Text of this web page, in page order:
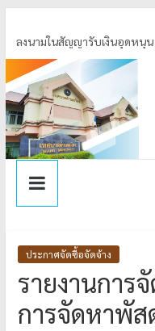
ลงพื้นที่ตรวจสอบระดับน้ำ เห
เชียงคำ จังหวัดพะเยา
ลงนามในสัญญารับเงินอุดหนุน
อาศัยและสิ่งอำนวยความสะ
ลงพื้นที่ดำเนินการกำจัดสิ่งกีด
เทศบาลตำบลเวียง ได้รับราง
ที่มีการบริหารจัดการที่ดี ประ
ร่วมพิธีทอดผ้าป่าสามัคคี เพื่
ประกาศจัดซื้อจัดจ้าง
รายงานการ
การจัดหาพัส